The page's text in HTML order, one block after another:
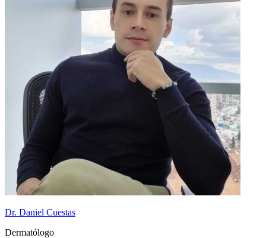
Dr. Daniel Cuestas
Dermatólogo